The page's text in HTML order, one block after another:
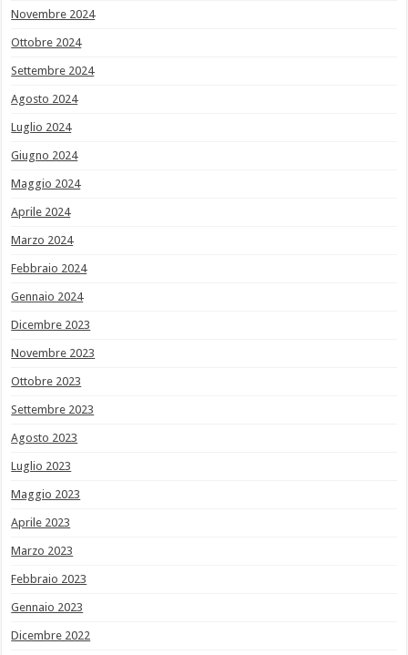
Novembre 2024
Ottobre 2024
Settembre 2024
Agosto 2024
Luglio 2024
Giugno 2024
Maggio 2024
Aprile 2024
Marzo 2024
Febbraio 2024
Gennaio 2024
Dicembre 2023
Novembre 2023
Ottobre 2023
Settembre 2023
Agosto 2023
Luglio 2023
Maggio 2023
Aprile 2023
Marzo 2023
Febbraio 2023
Gennaio 2023
Dicembre 2022